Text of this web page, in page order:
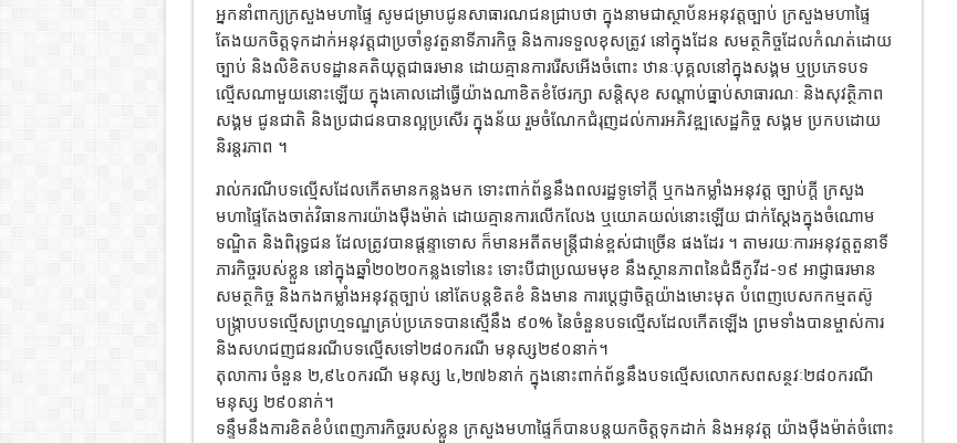
អ្នកនាំពាក្យក្រសួងមហាផ្ទៃ សូមជម្រាបជូនសាធារណជនជ្រាបថា ក្នុងនាមជាស្ថាប័នអនុវត្តច្បាប់ ក្រសួងមហាផ្ទៃ
តែងយកចិត្តទុកដាក់អនុវត្តជាប្រចាំនូវតួនាទីភារកិច្ច និងការទទួលខុសត្រូវ នៅក្នុងដែន សមត្ថកិច្ចដែលកំណត់ដោយ
ច្បាប់ និងលិខិតបទដ្ឋានគតិយុត្តជាធរមាន ដោយគ្មានការរើសអើងចំពោះ ឋានៈបុគ្គលនៅក្នុងសង្គម ឬប្រភេទបទ
ល្មើសណាមួយនោះឡើយ ក្នុងគោលដៅធ្វើយ៉ាងណាខិតខំថែរក្សា សន្តិសុខ សណ្តាប់ធ្នាប់សាធារណៈ និងសុវត្ថិភាព
សង្គម ជូនជាតិ និងប្រជាជនបានល្អប្រសើរ ក្នុងន័យ រួមចំណែកជំរុញដល់ការអភិវឌ្ឍសេដ្ឋកិច្ច សង្គម ប្រកបដោយ
និរន្តរភាព ។
រាល់ករណីបទល្មើសដែលកើតមានកន្លងមក ទោះពាក់ព័ន្ធនឹងពលរដ្ឋទូទៅក្ដី ឬកងកម្លាំងអនុវត្ត ច្បាប់ក្តី ក្រសួង
មហាផ្ទៃតែងចាត់វិធានការយ៉ាងម៉ឺងម៉ាត់ ដោយគ្មានការលើកលែង ឬយោគយល់នោះឡើយ ជាក់ស្ដែងក្នុងចំណោម
ទណ្ឌិត និងពិរុទ្ធជន ដែលត្រូវបានផ្តន្ទាទោស ក៏មានអតីតមន្ត្រីជាន់ខ្ពស់ជាច្រើន ផងដែរ ។ តាមរយៈការអនុវត្តតួនាទី
ភារកិច្ចរបស់ខ្លួន នៅក្នុងឆ្នាំ២០២០កន្លងទៅនេះ ទោះបីជាប្រឈមមុខ នឹងស្ថានភាពនៃជំងឺកូវីដ-១៩ អាជ្ញាធរមាន
សមត្ថកិច្ច និងកងកម្លាំងអនុវត្តច្បាប់ នៅតែបន្តខិតខំ និងមាន ការប្តេជ្ញាចិត្តយ៉ាងមោះមុត បំពេញបេសកកម្មតស៊ូ
បង្ក្រាបបទល្មើសព្រហ្មទណ្ឌគ្រប់ប្រភេទបានស្មើនឹង ៩០% នៃចំនួនបទល្មើសដែលកើតឡើង ព្រមទាំងបានម្ចាស់ការ
និងសហជញជនរណីបទល្មើសទៅ២៨០ករណី មនុស្ស២៩០នាក់។
តុលាការ ចំនួន ២,៩៤០ករណី មនុស្ស ៤,២៧៦នាក់ ក្នុងនោះពាក់ព័ន្ធនឹងបទល្មើសលោកសពសន្ថវៈ២៨០ករណី
មនុស្ស ២៩០នាក់។
ទន្ទឹមនឹងការខិតខំបំពេញភារកិច្ចរបស់ខ្លួន ក្រសួងមហាផ្ទៃក៏បានបន្តយកចិត្តទុកដាក់ និងអនុវត្ត យ៉ាងម៉ឺងម៉ាត់ចំពោះ